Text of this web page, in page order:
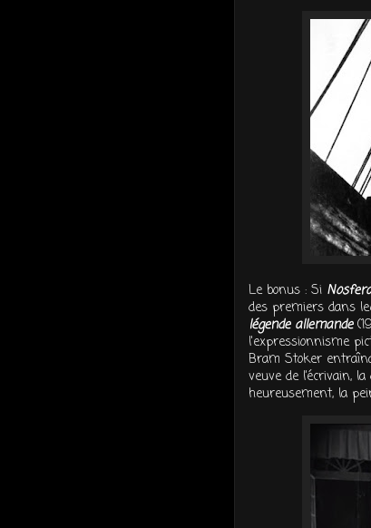
Le bonus : Si
des premiers dans
légende allemande
l'expressionnisme
Bram Stoker
veuve de l’écrivain,
heureusement, la